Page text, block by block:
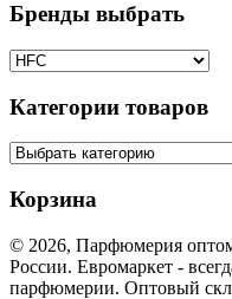
Бренды выбрать
Категории товаров
Корзина
© 2026, Парфюмерия оптом
России. Евромаркет -
парфюмерии. Оптовый